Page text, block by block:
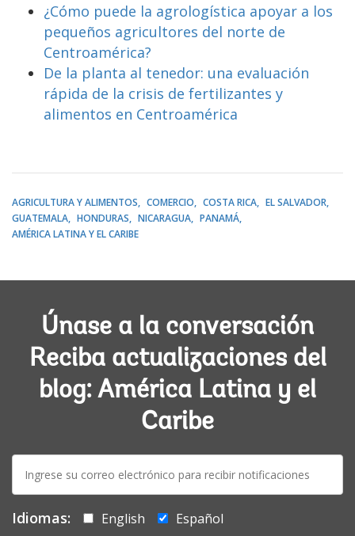
¿Cómo puede la agrologística apoyar a los
pequeños agricultores del norte de
Centroamérica?
De la planta al tenedor: una evaluación
rápida de la crisis de fertilizantes y
alimentos en Centroamérica
AGRICULTURA Y ALIMENTOS COMERCIO COSTA RICA
EL SALVADOR
GUATEMALA
HONDURAS NICARAGUA
PANAMÁ
AMÉRICA LATINA Y EL CARIBE
Únase a la conversación
Reciba actualizaciones del
blog: América Latina y el
Caribe
E-
mail:
Idiomas: English
Español